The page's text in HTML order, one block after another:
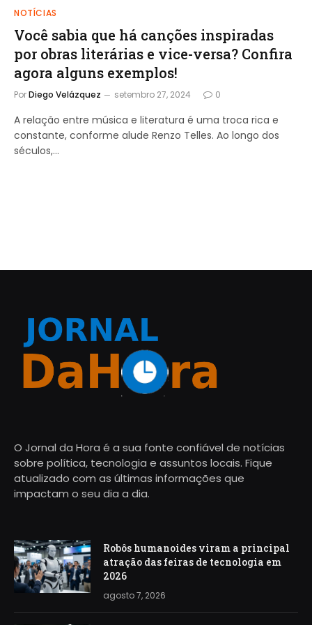
NOTÍCIAS
Você sabia que há canções inspiradas
por obras literárias e vice-versa? Confira
agora alguns exemplos!
PorDiego Velázquez setembro 27, 2024 0
A relação entre música e literatura é uma troca rica e
constante, conforme alude Renzo Telles. Ao longo dos
séculos,…
O Jornal da Hora é a sua fonte confiável de notícias
sobre política, tecnologia e assuntos locais. Fique
atualizado com as últimas informações que
impactam o seu dia a dia.
Robôs humanoides viram a principal
atração das feiras de tecnologia em
2026
agosto 7, 2026